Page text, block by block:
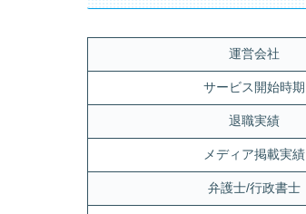
運営会社
サービス開始時期
退職実績
メディア掲載実績
弁護士/行政書士